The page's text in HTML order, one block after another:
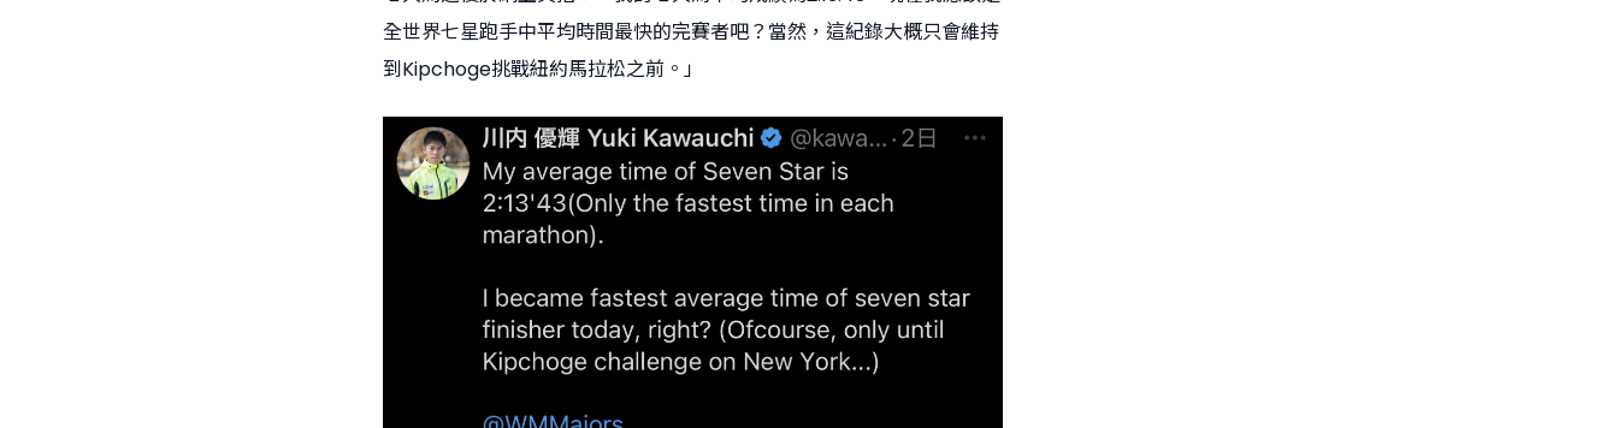
全世界七星跑手中平均時間最快的完賽者吧？當然，這紀錄大概只會維持
到Kipchoge挑戰紐約馬拉松之前。」